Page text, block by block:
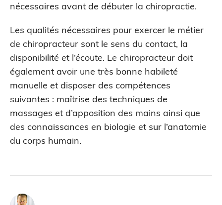
nécessaires avant de débuter la chiropractie.
Les qualités nécessaires pour exercer le métier
de chiropracteur sont le sens du contact, la
disponibilité et l’écoute. Le chiropracteur doit
également avoir une très bonne habileté
manuelle et disposer des compétences
suivantes : maîtrise des techniques de
massages et d’apposition des mains ainsi que
des connaissances en biologie et sur l’anatomie
du corps humain.